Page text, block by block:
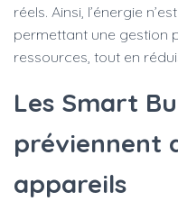
réels. Ainsi, l’énergie
permettant une gestion
ressources, tout en
Les Smart
préviennent
appareils